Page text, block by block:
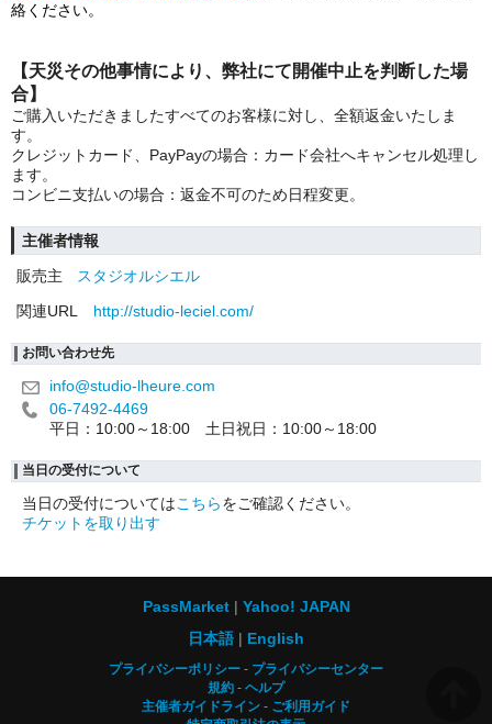
絡ください。
【天災その他事情により、弊社にて開催中止を判断した場
合】
ご購入いただきましたすべてのお客様に対し、全額返金いたしま
す。
クレジットカード、PayPayの場合：カード会社へキャンセル処理し
ます。
コンビニ支払いの場合：返金不可のため日程変更。
主催者情報
販売主
スタジオルシエル
関連URL
http://studio-leciel.com/
お問い合わせ先
info@studio-lheure.com
06-7492-4469
平日：10:00～18:00 土日祝日：10:00～18:00
当日の受付について
当日の受付についてはこちらをご確認ください。
チケットを取り出す
PassMarket
Yahoo! JAPAN
日本語
English
プライバシーポリシー
プライバシーセンター
規約
ヘルプ
主催者ガイドライン
ご利用ガイド